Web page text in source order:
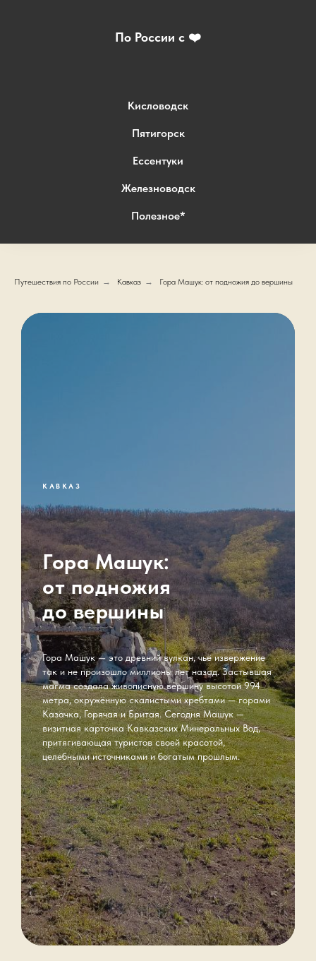
По России с ❤️
Кисловодск
Пятигорск
Ессентуки
Железноводск
Полезное*
Путешествия по России → Кавказ → Гора Машук: от подножия до вершины
КАВКАЗ
Гора Машук:
от подножия
до вершины
Гора Машук — это древний вулкан, чьё извержение
так и не произошло миллионы лет назад. Застывшая
магма создала живописную вершину высотой 994
метра, окружённую скалистыми хребтами — горами
Казачка, Горячая и Бритая. Сегодня Машук —
визитная карточка Кавказских Минеральных Вод,
притягивающая туристов своей красотой,
целебными источниками и богатым прошлым.